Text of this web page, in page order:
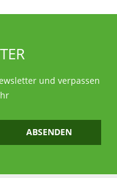
und verpassen
ABSENDEN